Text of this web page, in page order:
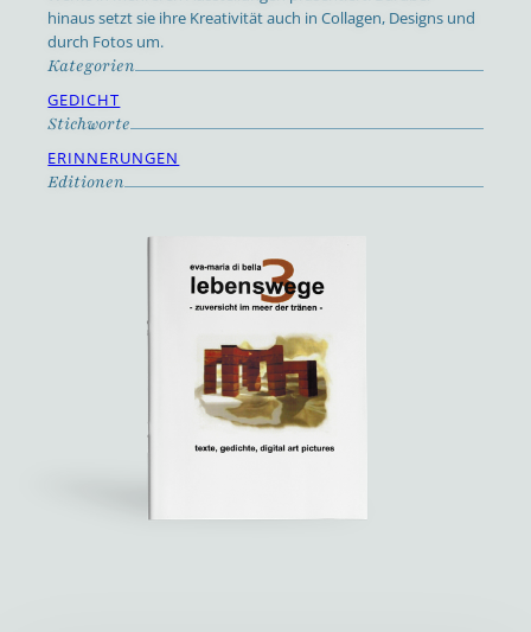
hinaus setzt sie ihre Kreativität auch in Collagen, Designs und
durch Fotos um.
Kategorien
GEDICHT
Stichworte
ERINNERUNGEN
Editionen